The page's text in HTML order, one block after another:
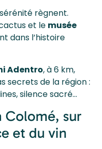
règnent.
et le musée
dans l’histoire
Adentro, à 6 km,
secrets de la région :
silence sacré…
Colomé, sur
et du vin